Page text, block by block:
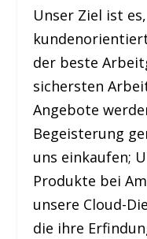
Unser Ziel ist
der beste
sichersten
Angebote
Begeisterung
uns einkaufen;
Produkte bei
unsere Cloud-
die ihre